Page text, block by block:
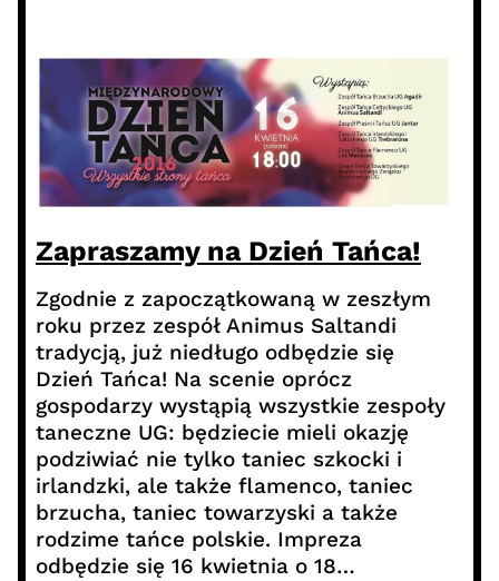
Zapraszamy na Dzień Tańca!
Zgodnie z zapoczątkowaną w zeszłym
roku przez zespół Animus Saltandi
tradycją, już niedługo odbędzie się
Dzień Tańca! Na scenie oprócz
gospodarzy wystąpią wszystkie zespoły
taneczne UG: będziecie mieli okazję
podziwiać nie tylko taniec szkocki i
irlandzki, ale także flamenco, taniec
brzucha, taniec towarzyski a także
rodzime tańce polskie. Impreza
odbędzie się 16 kwietnia o 18…